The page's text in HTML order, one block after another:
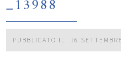
_13988
PUBBLICATO IL: 16